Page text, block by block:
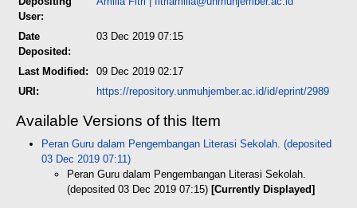
User:
Date
Deposited:
03 Dec 2019 07:15
Last Modified:
09 Dec 2019 02:17
URI:
https://repository.unmuhjember.ac.id/id/eprint/2989
Available Versions of this Item
Peran Guru dalam Pengembangan Literasi Sekolah. (deposited
03 Dec 2019 07:11)
Peran Guru dalam Pengembangan Literasi Sekolah.
(deposited 03 Dec 2019 07:15) [Currently Displayed]